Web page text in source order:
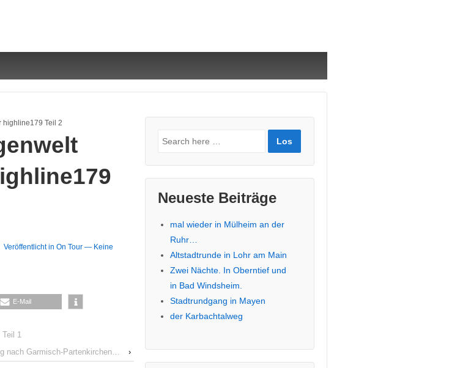
highline179 Teil 2
Veröffentlicht inOn Tour — Keine
E-Mail
1
nach Garmisch-Partenkirchen…
›
Suche
Neueste Beiträge
mal wieder in Mülheim an der
Ruhr…
Altstadtrunde in Lohr am Main
Zwei Nächte. In Oberntief und
in Bad Windsheim.
Stadtrundgang in Mayen
der Karbachtalweg